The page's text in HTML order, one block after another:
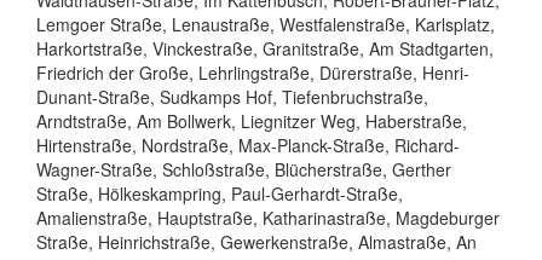
Lemgoer Straße, Lenaustraße, Westfalenstraße, Karlsplatz,
Harkortstraße, Vinckestraße, Granitstraße, Am Stadtgarten,
Friedrich der Große, Lehrlingstraße, Dürerstraße, Henri-
Dunant-Straße, Sudkamps Hof, Tiefenbruchstraße,
Arndtstraße, Am Bollwerk, Liegnitzer Weg, Haberstraße,
Hirtenstraße, Nordstraße, Max-Planck-Straße, Richard-
Wagner-Straße, Schloßstraße, Blücherstraße, Gerther
Straße, Hölkeskampring, Paul-Gerhardt-Straße,
Amalienstraße, Hauptstraße, Katharinastraße, Magdeburger
Straße, Heinrichstraße, Gewerkenstraße, Almastraße, An